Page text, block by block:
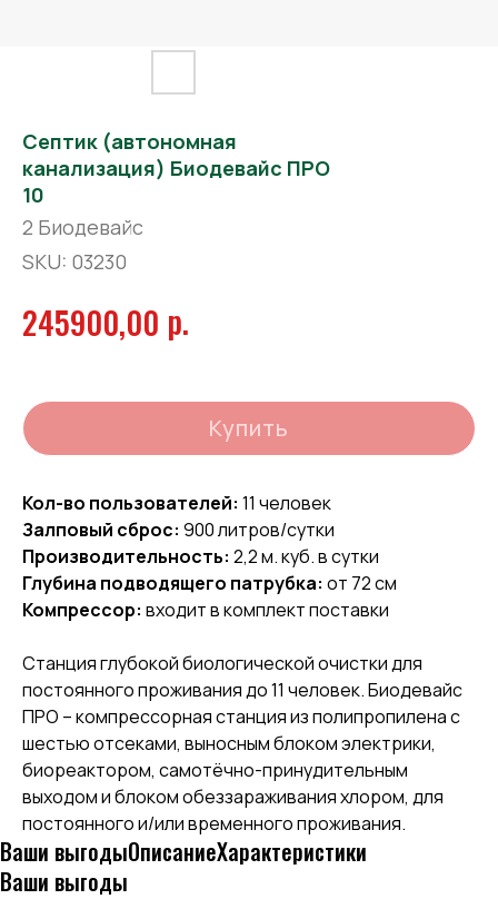
Септик (автономная
канализация) Биодевайс ПРО
10
2 Биодевайс
SKU: 03230
245900,00 р.
Купить
Кол-во пользователей: 11 человек
Залповый сброс: 900 литров/сутки
Производительность: 2,2 м. куб. в сутки
Глубина подводящего патрубка: от 72 см
Компрессор: входит в комплект поставки
Станция глубокой биологической очистки для
постоянного проживания до 11 человек. Биодевайс
ПРО – компрессорная станция из полипропилена с
шестью отсеками, выносным блоком электрики,
биореактором, самотёчно-принудительным
выходом и блоком обеззараживания хлором, для
постоянного и/или временного проживания.
Ваши выгодыОписаниеХарактеристики
Ваши выгоды